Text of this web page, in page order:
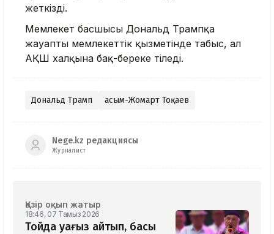
жеткізді.
Мемлекет басшысы Дональд Трампқа
жауапты мемлекеттік қызметінде табыс, ал
АҚШ халқына бақ-береке тіледі.
Дональд Трамп Қасым-Жомарт Тоқаев
Nege.kz редакциясы
Журналист
Қазір оқып жатыр
18:46, 07 Тамыз 2026
Тойда уағыз айтып, басы